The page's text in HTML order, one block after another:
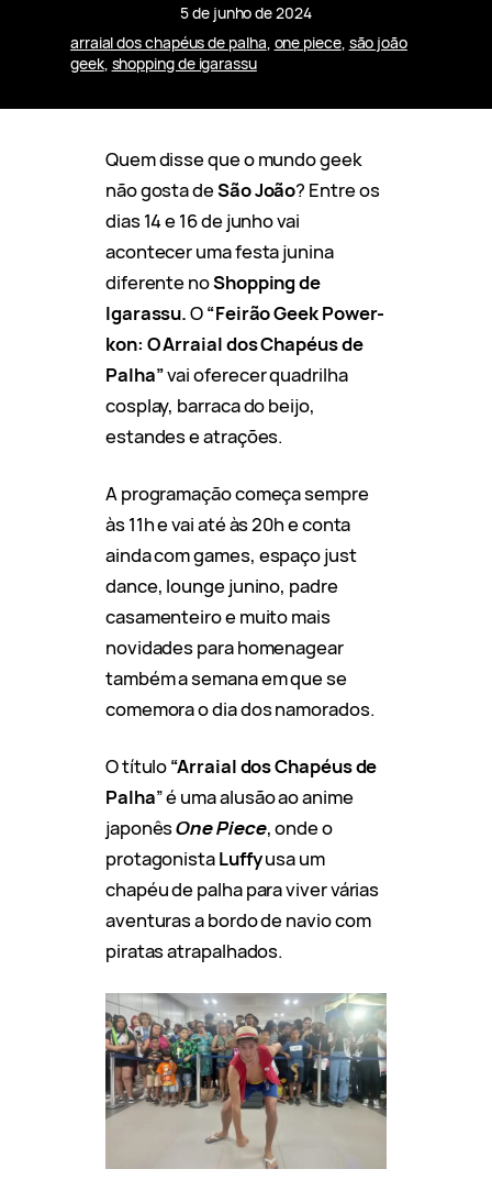
5 de junho de 2024
arraial dos chapéus de palha, one piece, são joão
geek, shopping de igarassu
Quem disse que o mundo geek
não gosta deSão João? Entre os
dias 14 e 16 de junho vai
acontecer uma festa junina
diferente noShopping de
Igarassu.O“Feirão Geek Power-
kon: O Arraial dos Chapéus de
Palha”vai oferecer quadrilha
cosplay, barraca do beijo,
estandes e atrações.
A programação começa sempre
às 11h e vai até às 20h e conta
ainda comgames, espaço just
dance, lounge junino, padre
casamenteiro e muito mais
novidades para homenagear
também a semana em que se
comemora o dia dos namorados.
O título“Arraial dos Chapéus de
Palha” é uma alusão ao anime
japonêsOne Piece, onde o
protagonistaLuffyusa um
chapéu de palha para viver várias
aventuras a bordo de navio com
piratas atrapalhados.